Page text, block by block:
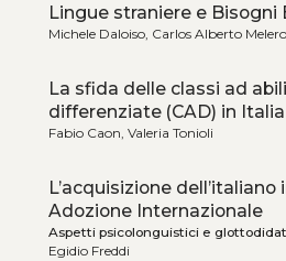
Lingue straniere e Bisogni
Michele Daloiso, Carlos Alberto
La sfida delle classi ad
differenziate (CAD) in
Fabio Caon, Valeria Tonioli
L’acquisizione
Adozione Internazionale
Aspetti psicolonguistici e
Egidio Freddi